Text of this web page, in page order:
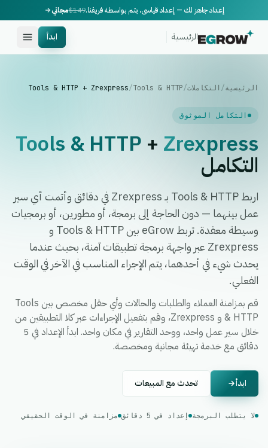
إعداد جاهز لك — إعداد قياسي، يتم بواسطة فريقنا.$149مجاني
الرئيسية ابدأ
الرئيسية/ التكاملات/
Tools & HTTP
/
Tools & HTTP + Zrexpress
التكامل الموثوق
Tools & HTTP + Zrexpress
التكامل
اربط Tools & HTTP بـ Zrexpress في دقائق وأتمت أي سير
عمل بينهما — دون الحاجة إلى برمجة، أو مطورين، أو برمجيات
وسيطة معقدة. تربط eGrow بين Tools & HTTP و
Zrexpress عبر واجهة برمجة تطبيقات آمنة، بحيث عندما
يحدث شيء في أحدهما، يتم الإجراء المناسب في الآخر في الوقت
الفعلي.
قم بمزامنة العملاء والطلبات والحالات وأي حقل مخصص بين Tools
& HTTP و Zrexpress، وقم بتفعيل الإجراءات عبر كلا التطبيقين من
خلال سير عمل واحد، ووحد التقارير في مكان واحد. ابدأ الإعداد في 5
دقائق مع خدمة تهيئة مجانية ومخصصة.
ابدأ تحدث مع المبيعات
لا يتطلب البرمجة إعداد في 5 دقائق مزامنة في الوقت الحقيقي